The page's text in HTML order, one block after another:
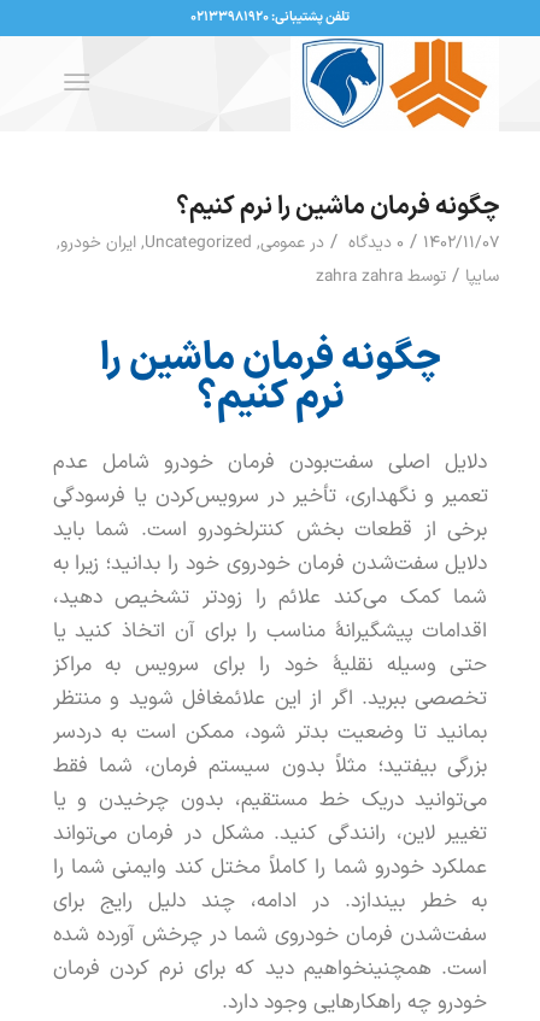
تلفن پشتیبانی: ۰۲۱۳۳۹۸۱۹۲۰
چگونه فرمان ماشین را نرم کنیم؟
۱۴۰۲/۱۱/۰۷ / ۰ دیدگاه / در عمومی,
Uncategorized
,ایران خودرو,
سایپا / توسطzahra zahra
چگونه فرمان ماشین را
نرم کنیم؟
دلایل اصلی سفتبودن فرمان خودرو شامل عدم
تعمیر و نگهداری،تأخیر در سرویسکردن یا فرسودگی
برخی از قطعات بخش کنترلخودرو است. شما باید
دلایل سفتشدن فرمان خودروی خود را بدانید؛ زیرا به
شما کمک میکند علائم را زودتر تشخیص دهید،
اقدامات پیشگیرانۀ مناسب را برای آن اتخاذ کنید یا
حتی وسیله نقلیۀ خود را برای سرویس به مراکز
تخصصی ببرید. اگر از این علائمغافل شوید و منتظر
بمانید تا وضعیت بدتر شود، ممکن است به دردسر
بزرگی بیفتید؛ مثلا ًبدون سیستم فرمان، شما فقط
میتوانید دریک خط مستقیم، بدون چرخیدن و یا
تغییر لاین، رانندگی کنید.مشکل در فرمان میتواند
عملکرد خودرو شما را کاملا مختل کند وایمنی شما را
به خطر بیندازد.در ادامه،چند دلیل رایج برای
سفتشدن فرمان خودروی شما در چرخش آورده شده
است. همچنینخواهیم دید که برای نرم کردن فرمان
خودرو چه راهکارهایی وجود دارد.